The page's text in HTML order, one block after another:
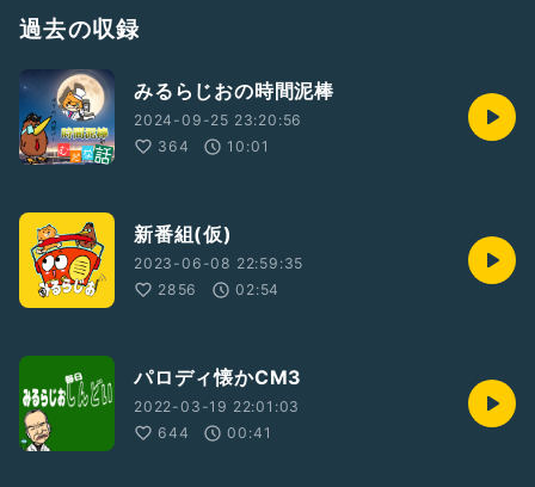
送ってください。
全問正解者全員で8000QP山分け！
デイリーランキング予想
明日のデイリーランキング発表でみるらじおが何位にいるか？
ランク外も100位まで予想順位を書いてお便りで送ってくださ
い
今回も参加くださいます
↓
ゆびおさん(今回諸事情でサブアカウントです。チェック忘れ
https://radiotalk.jp/program/70155
ひおりさん
番組
これって、どうなの？
https://radiotalk.jp/program/68354
過去の収録
みるらじおの時間泥棒
2024-09-25 23:20:56
364
10:01
新番組(仮)
2023-06-08 22:59:35
2856
02:54
パロディ懐かCM3
2022-03-19 22:01:03
644
00:41